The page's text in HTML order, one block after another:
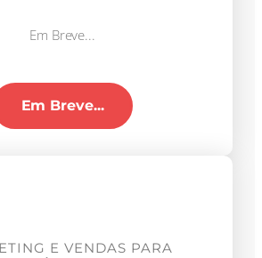
Em Breve...
Em Breve...
E VENDAS PARA